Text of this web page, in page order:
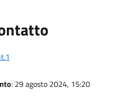
: 29 agosto 2024, 15:20